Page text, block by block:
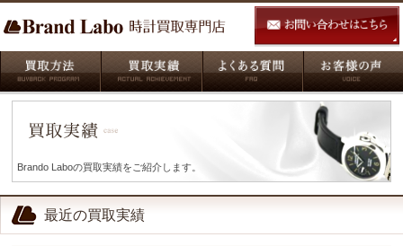
Brando Laboの買取実績をご紹介します。
最近の買取実績